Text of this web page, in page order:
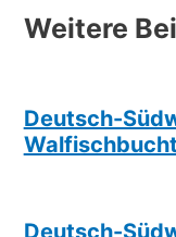
Weitere
Deutsch-
Walfischbucht